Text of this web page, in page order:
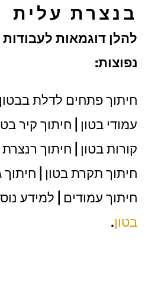
בנצרת עלית
להלן דוגמאות לעבודות
נפוצות:
חיתוך פתחים לדלת
עמודי בטון | חיתוך קיר
קורות בטון | חיתוך רנצרת
חיתוך תקרת בטון | חיתוך
חיתוך עמודים | למידע
בטון.